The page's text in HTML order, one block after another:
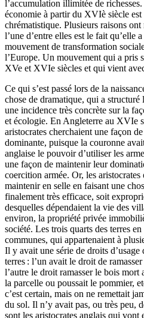
l’accumulation illimitée de
économie à partir du XVIè siècle
chrématistique. Plusieurs raisons
l’une d’entre elles est le fait qu’elle
mouvement de transformation
l’Europe. Un mouvement qui a pris
XVe et XVIe siècles et qui vient
Ce qui s’est passé lors de la
chose de dramatique, qui a structuré
une incidence très concrète sur la
et écologie. En Angleterre au XVIe
aristocrates cherchaient une façon
dominante, puisque la couronne
anglaise le pouvoir d’utiliser les
une façon de maintenir leur
coercition armée. Or, les
maintenir en selle en faisant une
finalement très efficace, soit
desquelles dépendaient la vie des
environ, la propriété privée
société. Les trois quarts des terres
communes, qui appartenaient à
Il y avait une série de droits d’usage
terres : l’un avait le droit de
l’autre le droit ramasser le bois
la parcelle ou poussait le pommier,
c’est certain, mais on ne remettait
du sol. Il n’y avait pas, ou très peu,
sont les aristocrates anglais qui vont